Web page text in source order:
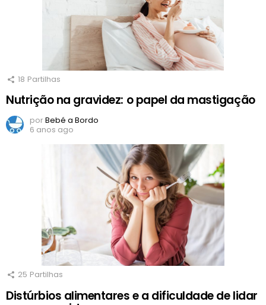
18 Partilhas
Nutrição na gravidez: o papel da mastigação
porBebé a Bordo
6 anos ago
25 Partilhas
Distúrbios alimentares e a dificuldade de lidar